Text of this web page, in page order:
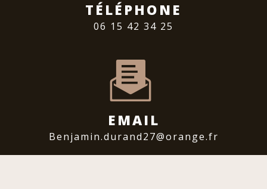
TÉLÉPHONE
06 15 42 34 25
EMAIL
benjamin.durand27@orange.fr